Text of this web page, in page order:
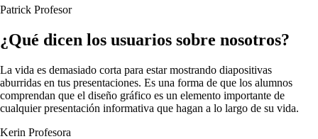
Patrick Profesor
¿Qué dicen los usuarios sobre nosotros?
La vida es demasiado corta para estar mostrando diapositivas
aburridas en tus presentaciones. Es una forma de que los alumnos
comprendan que el diseño gráfico es un elemento importante de
cualquier presentación informativa que hagan a lo largo de su vida.
Kerin Profesora